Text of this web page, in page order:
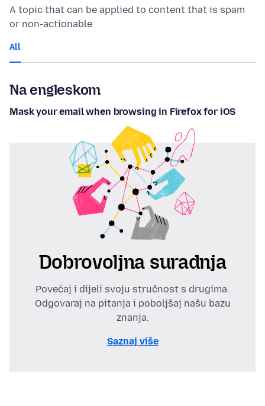
A topic that can be applied to content that is spam
or non-actionable
All
Na engleskom
Mask your email when browsing in Firefox for iOS
Dobrovoljna suradnja
Povećaj i dijeli svoju stručnost s drugima.
Odgovaraj na pitanja i poboljšaj našu bazu
znanja.
Saznaj više